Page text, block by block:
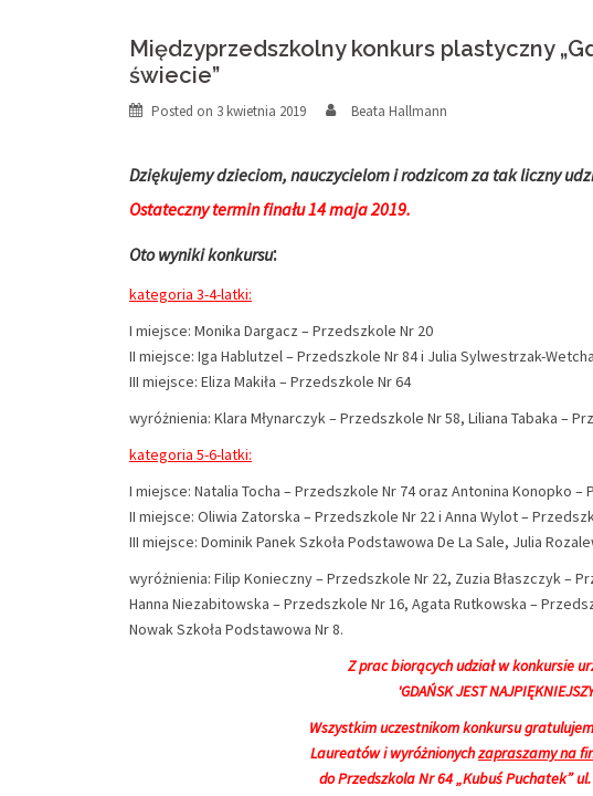
Międzyprzedszkolny konkurs plastyczny
świecie”
Posted on 3 kwietnia 2019 Beata Hallmann
Dziękujemy dzieciom, nauczycielom i rodzicom za tak liczny
Ostateczny termin finału 14 maja 2019.
Oto wyniki konkursu:
kategoria 3-4-latki:
I miejsce: Monika Dargacz – Przedszkole Nr 20
II miejsce: Iga Hablutzel – Przedszkole Nr 84 i Julia Sylwestrzak-
III miejsce: Eliza Makiła – Przedszkole Nr 64
wyróżnienia: Klara Młynarczyk – Przedszkole Nr 58, Liliana Tabaka –
kategoria 5-6-latki:
I miejsce: Natalia Tocha – Przedszkole Nr 74 oraz Antonina Konopko –
II miejsce: Oliwia Zatorska – Przedszkole Nr 22 i Anna Wylot –
III miejsce: Dominik Panek Szkoła Podstawowa De La Sale, Julia
wyróżnienia: Filip Konieczny – Przedszkole Nr 22, Zuzia Błaszczyk –
Hanna Niezabitowska – Przedszkole Nr 16, Agata Rutkowska –
Nowak Szkoła Podstawowa Nr 8.
Z prac biorących udział w konkursie
'GDAŃSK JEST
Wszystkim uczestnikom konkursu
Laureatów i wyróżnionychzapraszamy na
do Przedszkola Nr 64 „Kubuś Puchatek” ul.